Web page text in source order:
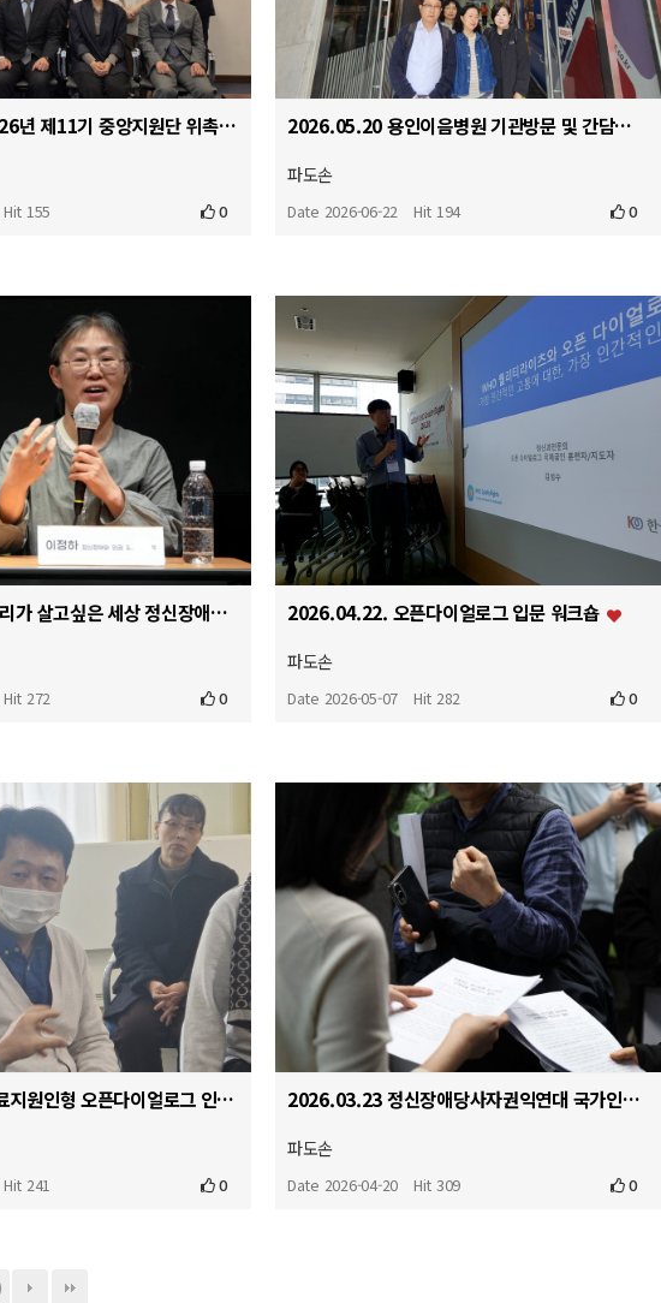
2026.05.22 2026년 제11기 중앙지원단 위촉식
Hit 155 0
2026.05.20 용인이음병원 기관방문 및 간담회
파도손
Date 2026-06-22 Hit 194 0
2026.05.06. 우리가 살고싶은 세상 정신장애인 마을에서 함께 살다
Hit 272 0
2026.04.22. 오픈다이얼로그 입문 워크숍
파도손
Date 2026-05-07 Hit 282 0
2026.04.03 동료지원인형 오픈다이얼로그 인터비전
Hit 241 0
2026.03.23 정신장애당사자권익연대 국가인권위원회앞 기자회견
파도손
Date 2026-04-20 Hit 309 0